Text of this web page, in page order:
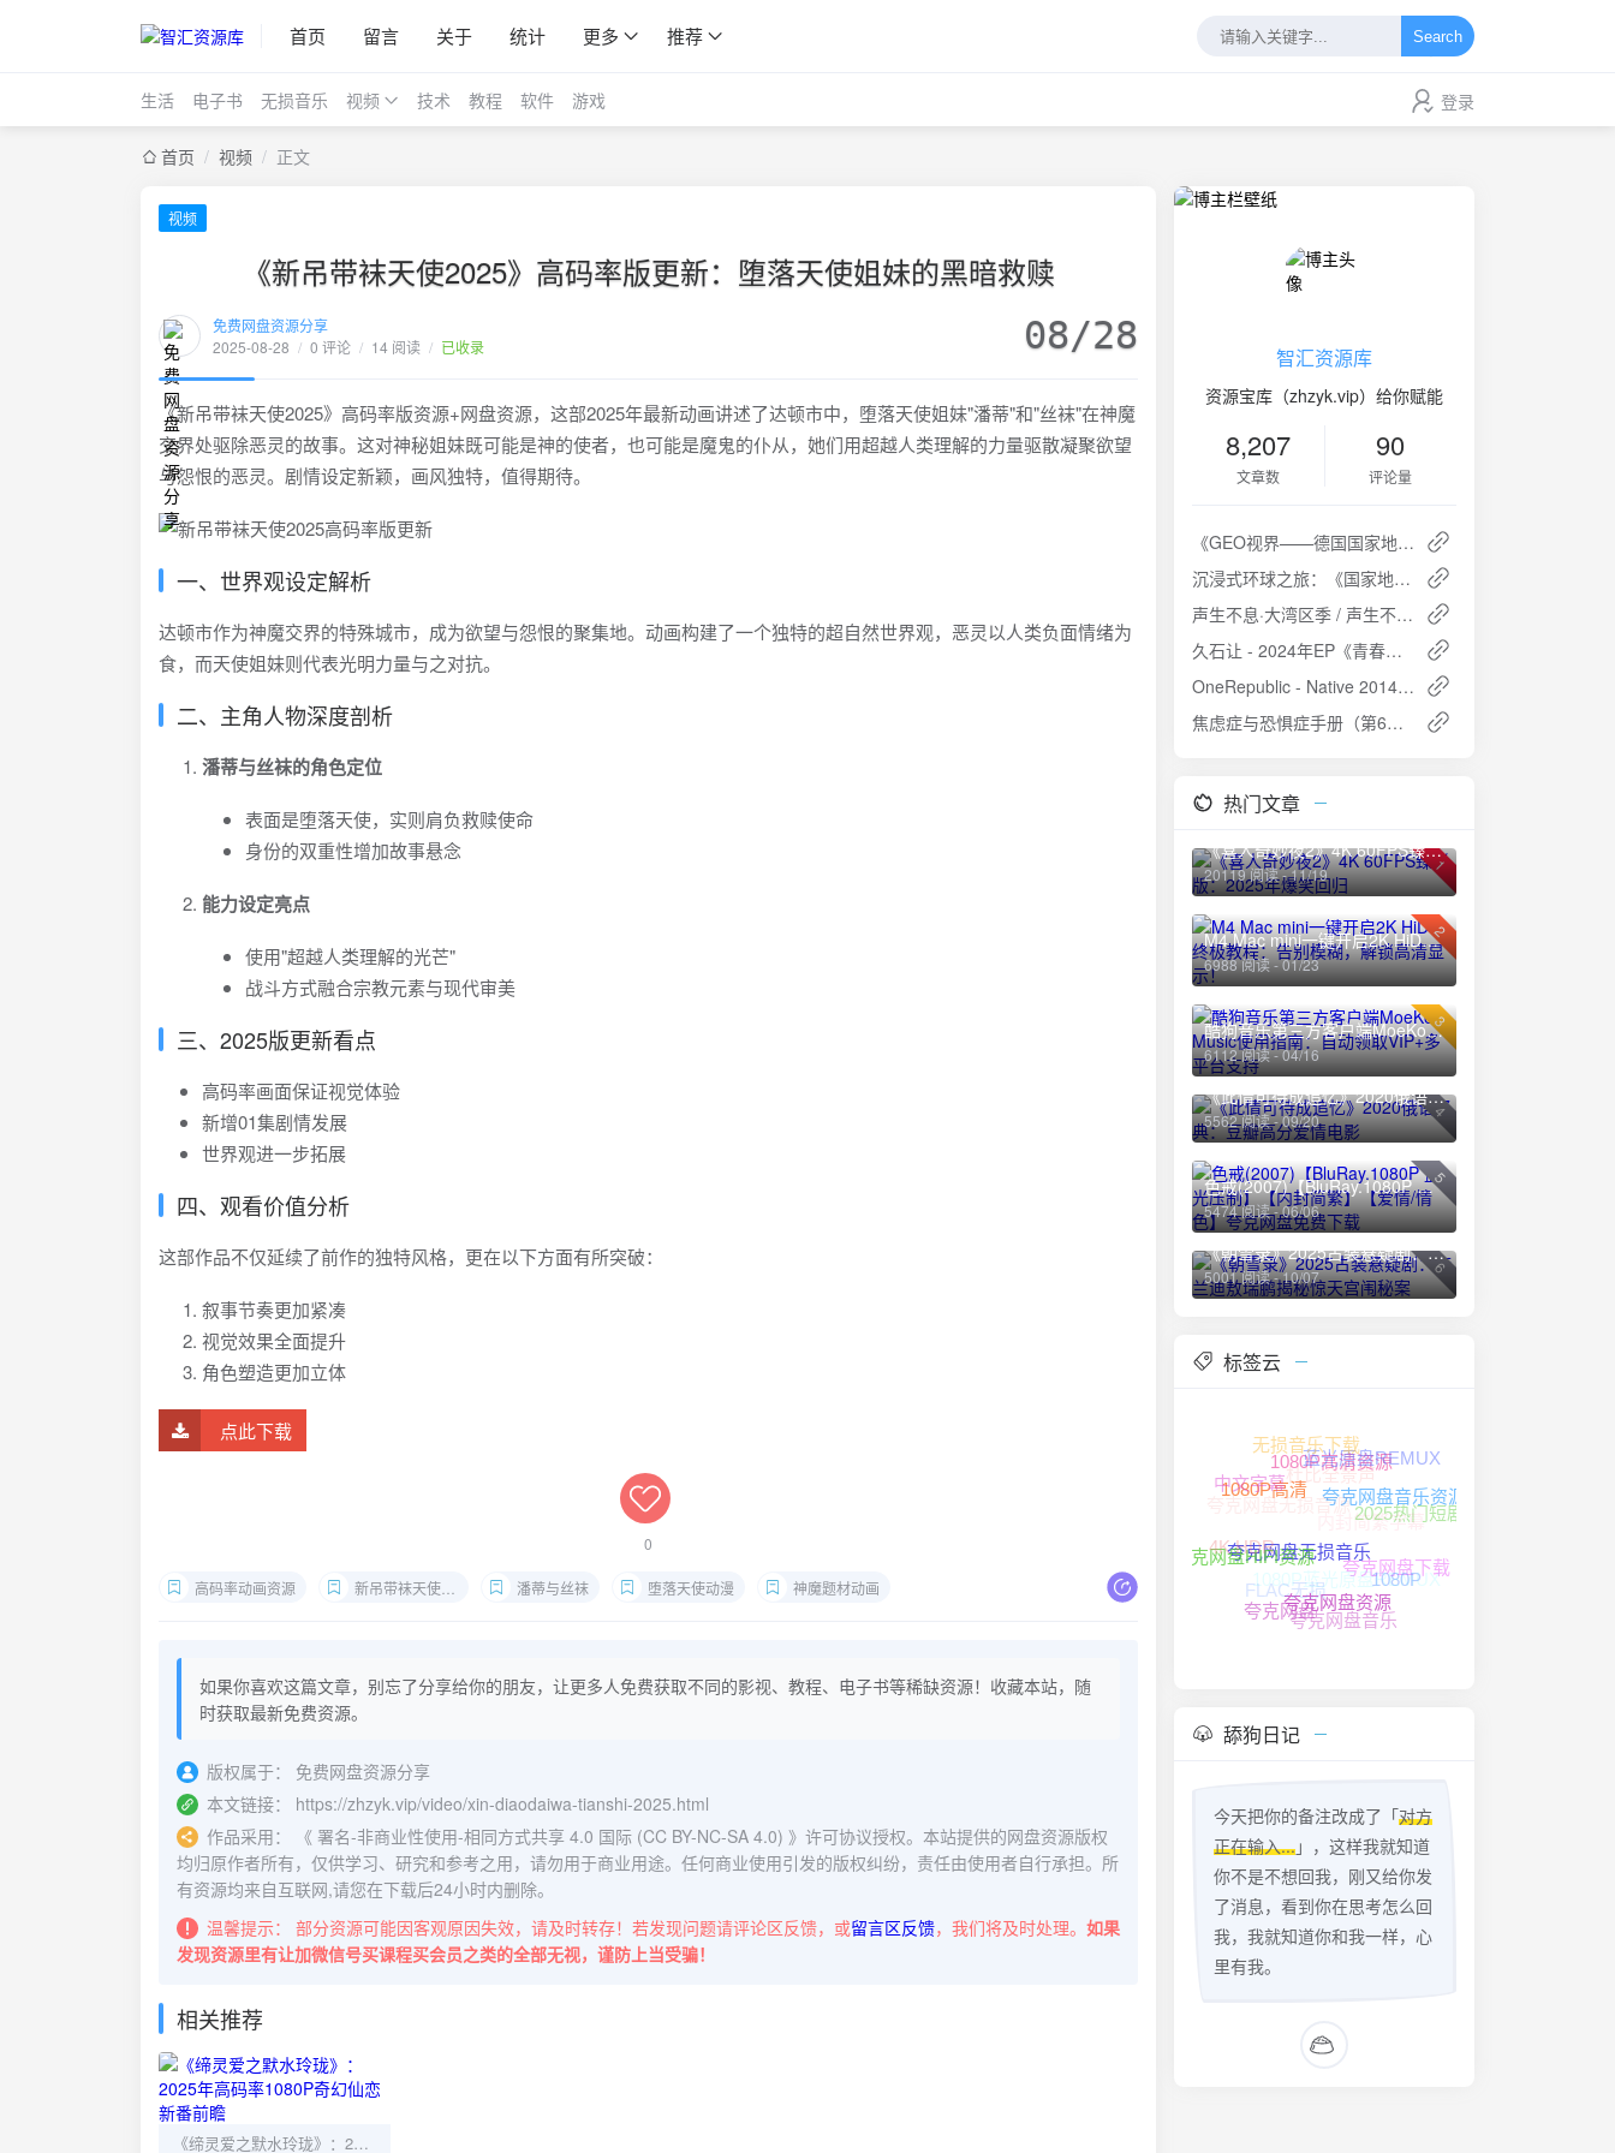
首页 留言 关于 统计 更多 推荐 Search
生活 电子书 无损音乐 视频 技术 教程 软件 游戏 登录
首页 / 视频 / 正文
视频
《新吊带袜天使2025》高码率版更新：堕落天使姐妹的黑暗救赎
免费网盘资源分享
2025-08-28 / 0 评论 / 14 阅读 / 已收录 08/28
《新吊带袜天使2025》高码率版资源+网盘资源，这部2025年最新动画讲述了达顿市中，堕落天使姐妹"潘蒂"和"丝袜"在神魔
交界处驱除恶灵的故事。这对神秘姐妹既可能是神的使者，也可能是魔鬼的仆从，她们用超越人类理解的力量驱散凝聚欲望
与怨恨的恶灵。剧情设定新颖，画风独特，值得期待。
一、世界观设定解析
达顿市作为神魔交界的特殊城市，成为欲望与怨恨的聚集地。动画构建了一个独特的超自然世界观，恶灵以人类负面情绪为
食，而天使姐妹则代表光明力量与之对抗。
二、主角人物深度剖析
潘蒂与丝袜的角色定位
表面是堕落天使，实则肩负救赎使命
身份的双重性增加故事悬念
能力设定亮点
使用"超越人类理解的光芒"
战斗方式融合宗教元素与现代审美
三、2025版更新看点
高码率画面保证视觉体验
新增01集剧情发展
世界观进一步拓展
四、观看价值分析
这部作品不仅延续了前作的独特风格，更在以下方面有所突破：
叙事节奏更加紧凑
视觉效果全面提升
角色塑造更加立体
点此下载
0
高码率动画资源 新吊带袜天使2025 潘蒂与丝袜 堕落天使动漫 神魔题材动画
如果你喜欢这篇文章，别忘了分享给你的朋友，让更多人免费获取不同的影视、教程、电子书等稀缺资源！收藏本站，随
时获取最新免费资源。
版权属于：
免费网盘资源分享
本文链接：
https://zhzyk.vip/video/xin-diaodaiwa-tianshi-2025.html
作品采用：
《 署名-非商业性使用-相同方式共享 4.0 国际 (CC BY-NC-SA 4.0) 》许可协议授权。本站提供的网盘资源版权
均归原作者所有，仅供学习、研究和参考之用，请勿用于商业用途。任何商业使用引发的版权纠纷，责任由使用者自行承担。所
有资源均来自互联网,请您在下载后24小时内删除。
温馨提示：
部分资源可能因客观原因失效，请及时转存！若发现问题请评论区反馈，或留言区反馈，我们将及时处理。 如果
发现资源里有让加微信号买课程买会员之类的全部无视，谨防上当受骗！
相关推荐
《缔灵爱之默水玲珑》：2025年高码率1080P奇幻仙恋新番前瞻
智汇资源库
资源宝库（zhzyk.vip）给你赋能
8,207
文章数
90
评论量
《GEO视界——德国国家地理杂志中文版套装》总1-13期 - 探索地球故事，感受人文地理的魅力
沉浸式环球之旅：《国家地理》2024三版合集电子书限时领取
声生不息·大湾区季 / 声生不息·港乐季2 (2024) 【综艺】
久石让 - 2024年EP《青春（Mládí）》FLAC Hi-Res无损专辑下载
OneRepublic - Native 2014 国际版：19首经典曲目，FLAC无损音质，震撼你的听觉！
焦虑症与恐惧症手册（第6版）：全球畅销心理自助指南
热门文章
1
《喜人奇妙夜2》4K 60FPS臻彩版：2025年爆笑回归
20119 阅读 - 11/19
2
M4 Mac mini一键开启2K HiDPI终极教程：告别模糊，解锁高清显示！
6988 阅读 - 01/23
3
酷狗音乐第三方客户端MoeKoe Music使用指南：自动领取VIP+多平台支持
6112 阅读 - 04/16
4
《此情可待成追忆》2020俄语经典：豆瓣高分爱情电影
5562 阅读 - 09/20
5
色戒(2007)【BluRay.1080P 蓝光压制】【内封简繁】【爱情/情色】夸克网盘免费下载
5474 阅读 - 06/06
6
《朝雪录》2025古装悬疑剧：李兰迪敖瑞鹏揭秘惊天宫闱秘案
5001 阅读 - 10/07
标签云
夸克网盘无损音乐
夸克网盘资源
夸克网盘下载
夸克网盘音乐资源
1080P高清资源
1080P高清
夸克网盘HIFI资源
夸克网盘夸克网盘音乐
1080P
2025热门短剧
蓝光原盘REMUX
无损音乐下载
中文字幕
4K HDR
FLAC无损
1080P蓝光原盘REMUX
内封简繁字幕
杜比全景声
夸克网盘无损音源
舔狗日记
今天把你的备注改成了「对方
正在输入... 」，这样我就知道
你不是不想回我，刚又给你发
了消息，看到你在思考怎么回
我，我就知道你和我一样，心
里有我。